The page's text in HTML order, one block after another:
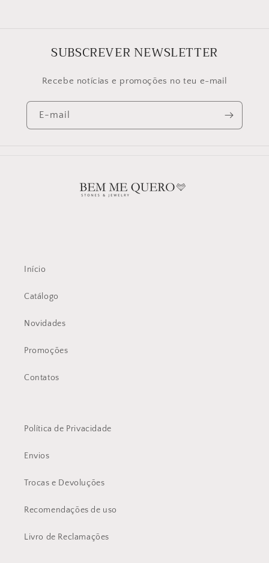
SUBSCREVER NEWSLETTER
Recebe notícias e promoções no teu e-mail
E-mail
Início
Catálogo
Novidades
Promoções
Contatos
Política de Privacidade
Envios
Trocas e Devoluções
Recomendações de uso
Livro de Reclamações